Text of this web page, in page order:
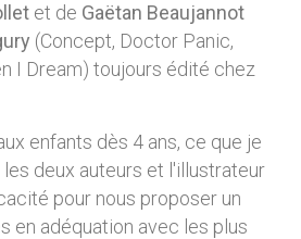
et de Gaëtan Beaujannot
(Concept, Doctor Panic,
I Dream) toujours édité chez
enfants dès 4 ans, ce que je
deux auteurs et l'illustrateur
pour nous proposer un
en adéquation avec les plus